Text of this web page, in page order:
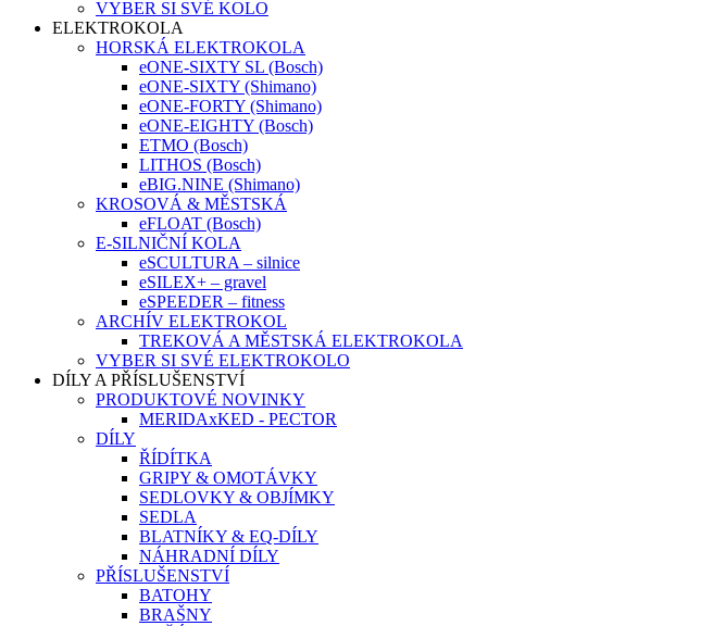
VYBER SI SVÉ KOLO
ELEKTROKOLA
HORSKÁ ELEKTROKOLA
eONE-SIXTY SL (Bosch)
eONE-SIXTY (Shimano)
eONE-FORTY (Shimano)
eONE-EIGHTY (Bosch)
ETMO (Bosch)
LITHOS (Bosch)
eBIG.NINE (Shimano)
KROSOVÁ & MĚSTSKÁ
eFLOAT (Bosch)
E-SILNIČNÍ KOLA
eSCULTURA – silnice
eSILEX+ – gravel
eSPEEDER – fitness
ARCHÍV ELEKTROKOL
TREKOVÁ A MĚSTSKÁ ELEKTROKOLA
VYBER SI SVÉ ELEKTROKOLO
DÍLY A PŘÍSLUŠENSTVÍ
PRODUKTOVÉ NOVINKY
MERIDAxKED - PECTOR
DÍLY
ŘÍDÍTKA
GRIPY & OMOTÁVKY
SEDLOVKY & OBJÍMKY
SEDLA
BLATNÍKY & EQ-DÍLY
NÁHRADNÍ DÍLY
PŘÍSLUŠENSTVÍ
BATOHY
BRAŠNY